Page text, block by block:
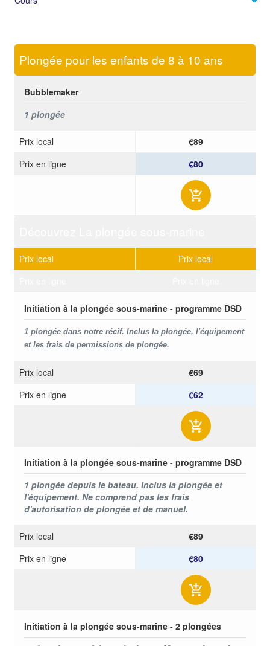
Plongée pour les enfants de 8 à 10 ans
Bubblemaker
1 plongée
Prix ​​local
€89
Prix ​​en ligne
€80
Prix ​​local
Prix ​​local
Initiation à la plongée sous-marine - programme DSD
1 plongée dans notre récif. Inclus la plongée, l'équipement
et les frais de permissions de plongée.
Prix ​​local
€69
Prix ​​en ligne
€62
Initiation à la plongée sous-marine - programme DSD
1 plongée depuis le bateau. Inclus la plongée et
l'équipement. Ne comprend pas les frais
d'autorisation de plongée et de manuel.
Prix ​​local
€89
Prix ​​en ligne
€80
Initiation à la plongée sous-marine - 2 plongées